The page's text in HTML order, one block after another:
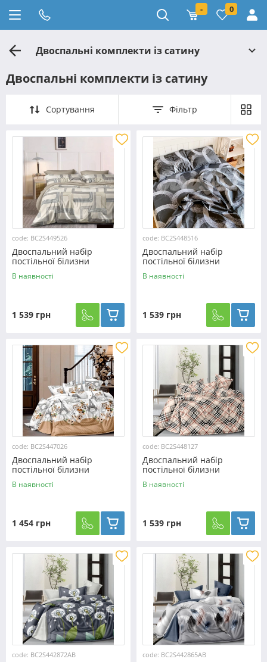
- 0
Двоспальні комплекти із сатину
Двоспальні комплекти із сатину
Сортування Фільтр
code: BC2S449526
Двоспальний набір
постільної білизни
180*220 із Сатину
№449526 Черешенька™
В наявності
1 539 грн
code: BC2S448516
Двоспальний набір
постільної білизни
180*220 із Сатину
№448516 Черешенька™
В наявності
1 539 грн
code: BC2S447026
Двоспальний набір
постільної білизни
180*220 із Сатину
№447026 Черешенка™
В наявності
1 454 грн
code: BC2S448127
Двоспальний набір
постільної білизни
180*220 із Сатину
№448127 Черешенька™
В наявності
1 539 грн
code: BC2S442872AB code: BC2S442865AB